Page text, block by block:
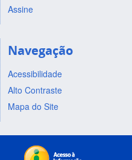
Assine
Navegação
Acessibilidade
Alto Contraste
Mapa do Site